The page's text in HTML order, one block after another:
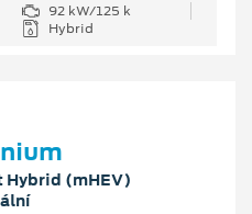
92 kW/125 k
Hybrid
Hybrid (mHEV)